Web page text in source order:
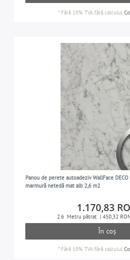
* Fără 19% TVAfără calculul
Panou de perete autoadeziv WallFace
marmură netedă mat alb 2,6 m2
1.170,83
2.6 Metru pătrat | 450,32
În coș
* Fără 19% TVAfără calculul